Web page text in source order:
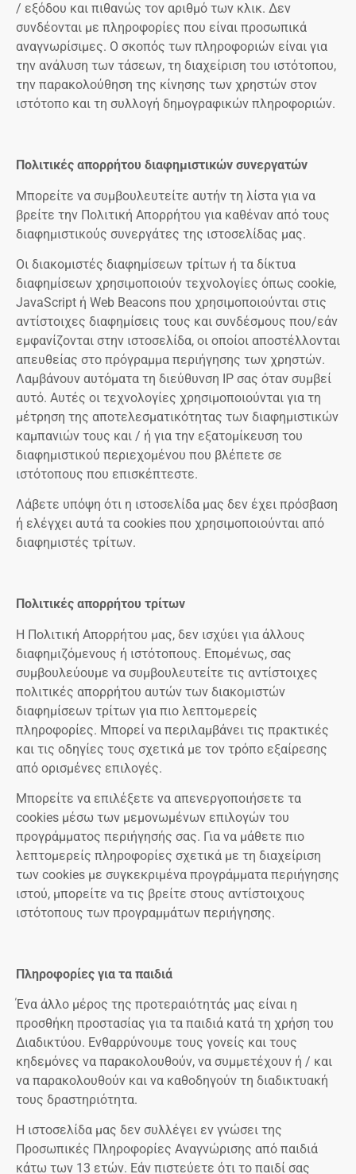
/ εξόδου και πιθανώς τον αριθμό των κλικ. Δεν
συνδέονται με πληροφορίες που είναι προσωπικά
αναγνωρίσιμες. Ο σκοπός των πληροφοριών είναι για
την ανάλυση των τάσεων, τη διαχείριση του ιστότοπου,
την παρακολούθηση της κίνησης των χρηστών στον
ιστότοπο και τη συλλογή δημογραφικών πληροφοριών.
Πολιτικές απορρήτου διαφημιστικών συνεργατών
Μπορείτε να συμβουλευτείτε αυτήν τη λίστα για να
βρείτε την Πολιτική Απορρήτου για καθέναν από τους
διαφημιστικούς συνεργάτες της ιστοσελίδας μας.
Οι διακομιστές διαφημίσεων τρίτων ή τα δίκτυα
διαφημίσεων χρησιμοποιούν τεχνολογίες όπως cookie,
JavaScript ή Web Beacons που χρησιμοποιούνται στις
αντίστοιχες διαφημίσεις τους και συνδέσμους που/εάν
εμφανίζονται στην ιστοσελίδα, οι οποίοι αποστέλλονται
απευθείας στο πρόγραμμα περιήγησης των χρηστών.
Λαμβάνουν αυτόματα τη διεύθυνση IP σας όταν συμβεί
αυτό. Αυτές οι τεχνολογίες χρησιμοποιούνται για τη
μέτρηση της αποτελεσματικότητας των διαφημιστικών
καμπανιών τους και / ή για την εξατομίκευση του
διαφημιστικού περιεχομένου που βλέπετε σε
ιστότοπους που επισκέπτεστε.
Λάβετε υπόψη ότι η ιστοσελίδα μας δεν έχει πρόσβαση
ή ελέγχει αυτά τα cookies που χρησιμοποιούνται από
διαφημιστές τρίτων.
Πολιτικές απορρήτου τρίτων
Η Πολιτική Απορρήτου μας, δεν ισχύει για άλλους
διαφημιζόμενους ή ιστότοπους. Επομένως, σας
συμβουλεύουμε να συμβουλευτείτε τις αντίστοιχες
πολιτικές απορρήτου αυτών των διακομιστών
διαφημίσεων τρίτων για πιο λεπτομερείς
πληροφορίες. Μπορεί να περιλαμβάνει τις πρακτικές
και τις οδηγίες τους σχετικά με τον τρόπο εξαίρεσης
από ορισμένες επιλογές.
Μπορείτε να επιλέξετε να απενεργοποιήσετε τα
cookies μέσω των μεμονωμένων επιλογών του
προγράμματος περιήγησής σας. Για να μάθετε πιο
λεπτομερείς πληροφορίες σχετικά με τη διαχείριση
των cookies με συγκεκριμένα προγράμματα περιήγησης
ιστού, μπορείτε να τις βρείτε στους αντίστοιχους
ιστότοπους των προγραμμάτων περιήγησης.
Πληροφορίες για τα παιδιά
Ένα άλλο μέρος της προτεραιότητάς μας είναι η
προσθήκη προστασίας για τα παιδιά κατά τη χρήση του
Διαδικτύου. Ενθαρρύνουμε τους γονείς και τους
κηδεμόνες να παρακολουθούν, να συμμετέχουν ή / και
να παρακολουθούν και να καθοδηγούν τη διαδικτυακή
τους δραστηριότητα.
Η ιστοσελίδα μας δεν συλλέγει εν γνώσει της
Προσωπικές Πληροφορίες Αναγνώρισης από παιδιά
κάτω των 13 ετών. Εάν πιστεύετε ότι το παιδί σας